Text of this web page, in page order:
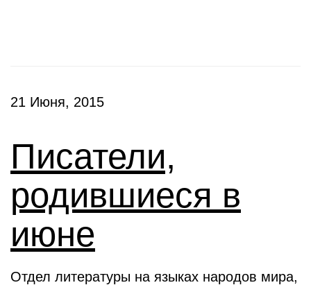
21 Июня, 2015
Писатели,
родившиеся в
июне
Отдел литературы на языках народов мира,